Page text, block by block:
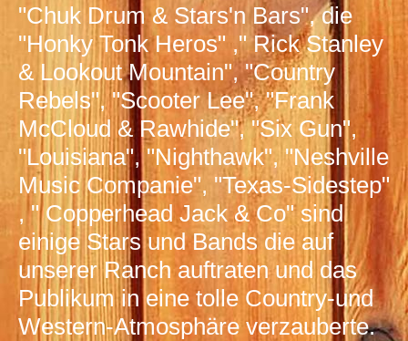
"Chuk Drum & Stars'n Bars", die
"Honky Tonk Heros" ," Rick Stanley
& Lookout Mountain", "Country
Rebels", "Scooter Lee", "Frank
McCloud & Rawhide", "Six Gun",
"Louisiana", "Nighthawk", "Neshville
Music Companie", "Texas-Sidestep"
, " Copperhead Jack & Co" sind
einige Stars und Bands die auf
unserer Ranch auftraten und das
Publikum in eine tolle Country-und
Western-Atmosphäre verzauberte.